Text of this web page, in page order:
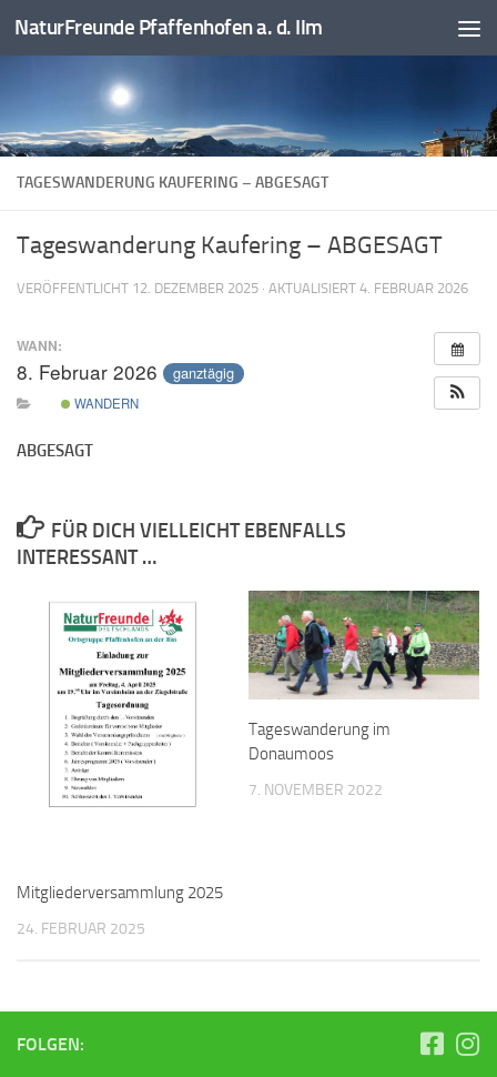
Zum Inhalt springen
NaturFreunde Pfaffenhofen a. d. Ilm
TAGESWANDERUNG KAUFERING – ABGESAGT
Tageswanderung Kaufering – ABGESAGT
VERÖFFENTLICHT 12. DEZEMBER 2025 · AKTUALISIERT 4. FEBRUAR 2026
WANN:
8. Februar 2026 ganztägig
WANDERN
ABGESAGT
FÜR DICH VIELLEICHT EBENFALLS
INTERESSANT …
Mitgliederversammlung 2025
24. FEBRUAR 2025
Tageswanderung im
Donaumoos
7. NOVEMBER 2022
FOLGEN: